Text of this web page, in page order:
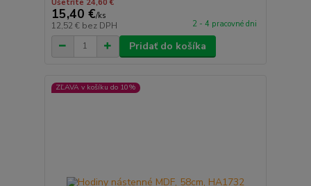
Ušetríte 24,60 €
15,40 €/ks
12,52 € bez DPH 2 - 4 pracovné dni
Pridať do košíka
ZĽAVA v košíku do 10%